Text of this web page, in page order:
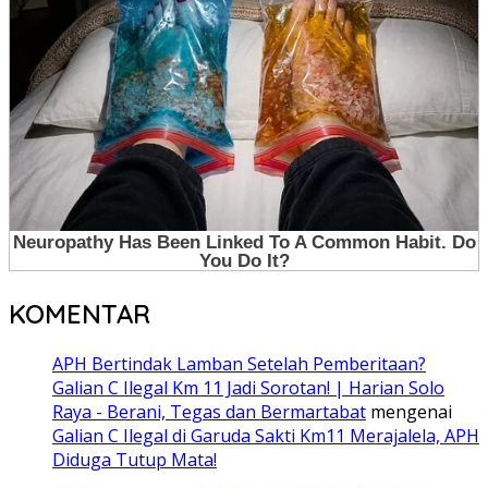
KOMENTAR
APH Bertindak Lamban Setelah Pemberitaan?
Galian C Ilegal Km 11 Jadi Sorotan! | Harian Solo
Raya - Berani, Tegas dan Bermartabat mengenai
Galian C Ilegal di Garuda Sakti Km11 Merajalela, APH
Diduga Tutup Mata!